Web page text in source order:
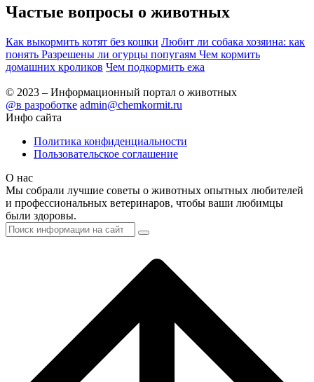
Частые вопросы о животных
Как выкормить котят без кошки Любит ли собака хозяина: как
понять Разрешены ли огурцы попугаям Чем кормить
домашних кроликов Чем подкормить ежа
© 2023 – Информационный портал о животных
@в разроботке admin@chemkormit.ru
Инфо сайта
Политика конфиденциальности
Пользовательское соглашение
О нас
Мы собрали лучшие советы о животных опытных любителей
и профессиональных ветеринаров, чтобы ваши любимцы
были здоровы.